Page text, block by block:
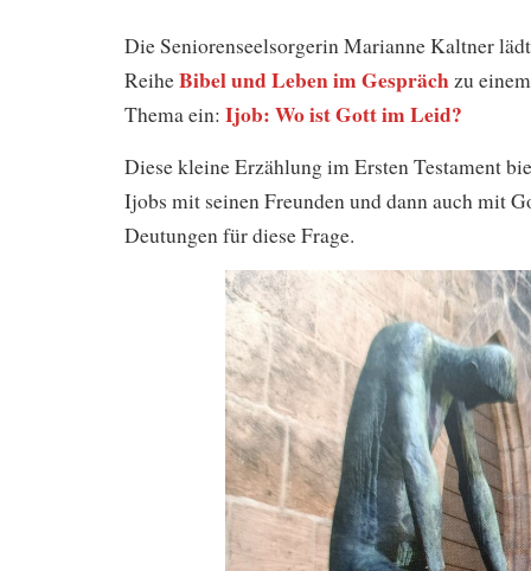
Die Seniorenseelsorgerin Marianne Kaltner
ReiheBibel und Leben im Gesprächzu
Thema ein: Ijob: Wo ist Gott im Leid?
Diese kleine Erzählung im Ersten Testament
Ijobs mit seinen Freunden und dann auch mit
Deutungen für diese Frage.